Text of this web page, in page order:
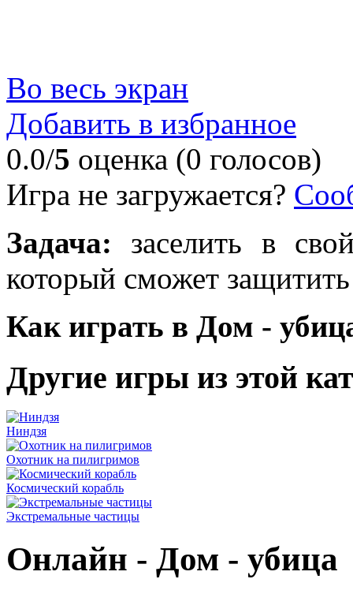
Во весь экран
Добавить в избранное
0.0/5 оценка (0 голосов)
Игра не загружается?
Задача: заселить в
который сможет
Как играть в Дом -
Другие игры из этой
Ниндзя
Охотник на пилигримов
Космический корабль
Экстремальные частицы
Онлайн - Дом - убица